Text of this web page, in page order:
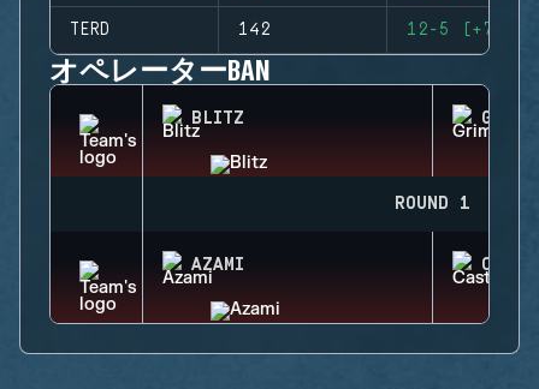
TERD 142 12-5 (+7)
オペレーターBAN
BLITZ GRIM
ROUND 1
AZAMI